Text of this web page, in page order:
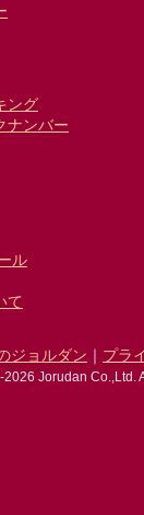
ング
ナンバー
ル
て
ジョルダン ｜ プラ
Jorudan Co.,Ltd.